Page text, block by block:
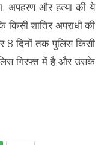
अपहरण और हत्या की ये
शातिर अपराधी की
8 दिनों तक पुलिस किसी
गिरफ्त में है और उसके